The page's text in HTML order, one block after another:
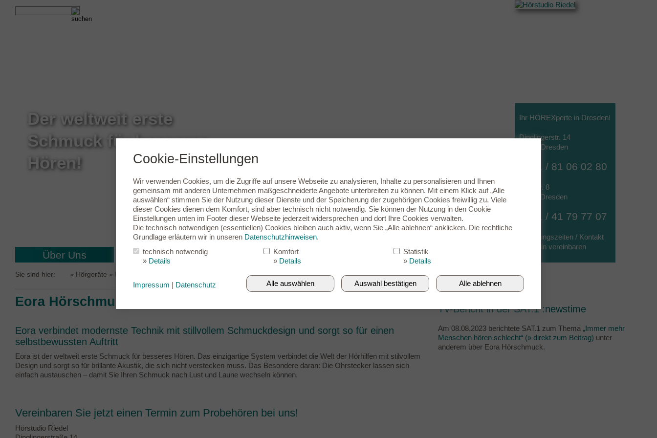
Ihr HÖREXperte in Dresden!
Dinglingerstr. 14
01307 Dresden
0351 / 81 06 02 80
Poststr. 8
01159 Dresden
0351 / 41 79 77 07
» Öffnungszeiten / Kontakt
» Termin vereinbaren
Der weltweit erste
Schmuck für besseres
Hören!
Über Uns Hörgeräte Infos & Zubehör
Sie sind hier: » Hörgeräte » Eora Hörschmuck
Eora Hörschmuck – Hören, das man sehen soll
Eora verbindet modernste Technik mit stillvollem Schmuckdesign und sorgt so für einen
selbstbewussten Auftritt
Eora ist der weltweit erste Schmuck für besseres Hören. Das einzigartige System verbindet die Welt der Hörhilfen mit stilvollem
Design und sorgt so für brillante Akustik, die sich nicht verstecken muss. Das Besondere daran: Die Ohrstecker lassen sich
einfach austauschen – damit Sie Ihren Schmuck nach Lust und Laune wechseln können.
Vereinbaren Sie jetzt einen Termin zum Probehören bei uns!
Hörstudio Riedel
TV-Bericht in der SAT.1 :newstime
Am 08.08.2023 berichtete SAT.1 zum Thema„Immer mehr
Menschen hören schlecht“ (» direkt zum Beitrag) unter
anderem über Eora Hörschmuck.
Cookie-Einstellungen
Wir verwenden Cookies, um die Zugriffe auf unsere Webseite zu analysieren, Inhalte zu personalisieren und Ihnen
gemeinsam mit anderen Unternehmen maßgeschneiderte Angebote unterbreiten zu können. Mit einem Klick auf „Alle
auswählen“ stimmen Sie der Nutzung dieser Dienste und der Speicherung der zugehörigen Cookies freiwillig zu. Viele
dieser Cookies dienen dem Komfort, sind aber technisch nicht notwendig. Sie können der Nutzung in den Cookie
Einstellungen unten im Footer dieser Webseite jederzeit widersprechen und dort Ihre Cookies verwalten.
Die technisch notwendigen (essentiellen) Cookies bleiben auch aktiv, wenn Sie „Alle ablehnen“ anklicken. Die rechtliche
Grundlage erläutern wir in unseren Datenschutzhinweisen.
technisch notwendig
» Details
Komfort
» Details
Statistik
» Details
Alle auswählen Auswahl bestätigen Alle ablehnen
Impressum | Datenschutz